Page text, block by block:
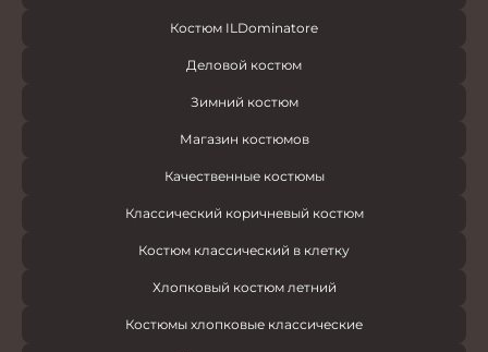
Костюм ILDominatore
Деловой костюм
Зимний костюм
Магазин костюмов
Качественные костюмы
Классический коричневый костюм
Костюм классический в клетку
Хлопковый костюм летний
Костюмы хлопковые классические